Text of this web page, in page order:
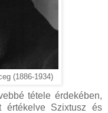
(1886-1934)
tétele érdekében,
értékelve Szixtusz és